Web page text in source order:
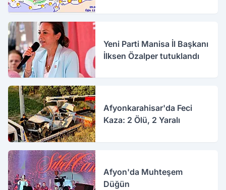
Yeni Parti Manisa İl Başkanı
İlksen Özalper tutuklandı
Afyonkarahisar'da Feci
Kaza: 2 Ölü, 2 Yaralı
Afyon'da Muhteşem
Düğün